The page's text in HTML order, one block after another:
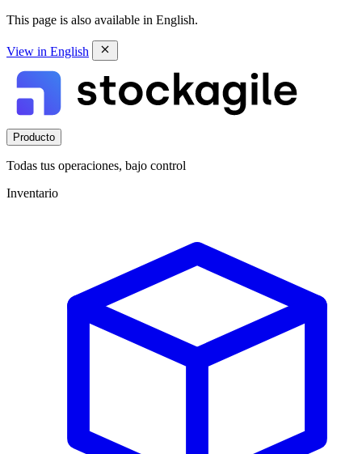
This page is also available in English.
View in English
Producto
Todas tus operaciones, bajo control
Inventario